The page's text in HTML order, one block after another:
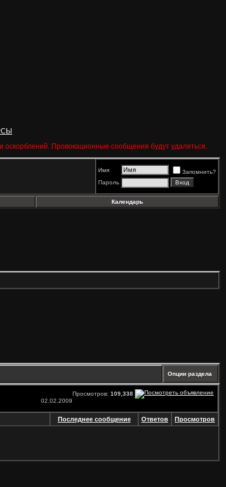
Провокационные сообщения будут удаляться.
Имя
Запомнить?
Пароль
Календарь
Опции раздела
Просмотров: 109,338
02.02.2009
Последнее сообщение Ответов Просмотров